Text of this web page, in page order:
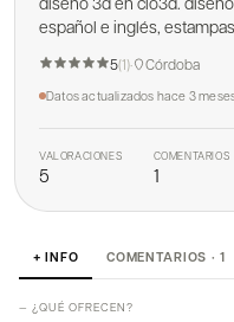
español e inglés,
5(1)· Córdoba
Datos actualizados hace 3
VALORACIONES
5
COMENTARIOS
1
+ INFO COMENTARIOS · 1
— ¿QUÉ OFRECEN?